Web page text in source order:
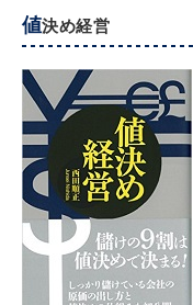
値決め経営